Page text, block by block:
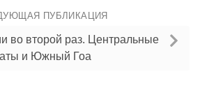
ПУБЛИКАЦИЯ
во второй раз. Центральные
и Южный Гоа